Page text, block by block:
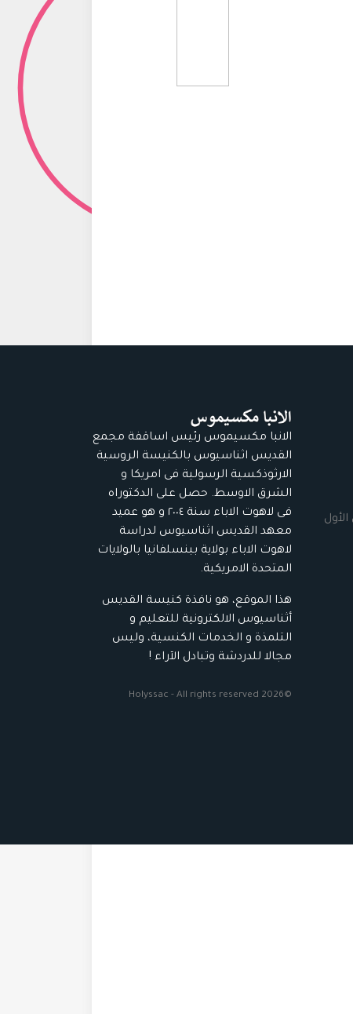
الانبا مكسيموس رئيس اساقفة مجمع
القديس اثناسيوس بالكنيسة الروسية
الارثوذكسية الرسولية فى امريكا و
الشرق الاوسط. حصل على الدكتوراه
فى لاهوت الاباء سنة ٢٠٠٤ و هو عميد
معهد القديس اثناسيوس لدراسة
لاهوت الاباء بولاية ببنسلفانيا بالولايات
المتحدة الامريكية.
هذا الموقع، هو نافذة كنيسة القديس
أثناسيوس الالكترونية للتعليم و
التلمذة و الخدمات الكنسية، وليس
مجالا للدردشة وتبادل الآراء !
©2026 Holyssac - All rights reserved